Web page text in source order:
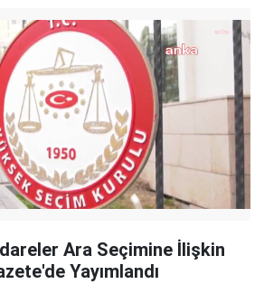
Ara Seçimine İlişkin
Yayımlandı